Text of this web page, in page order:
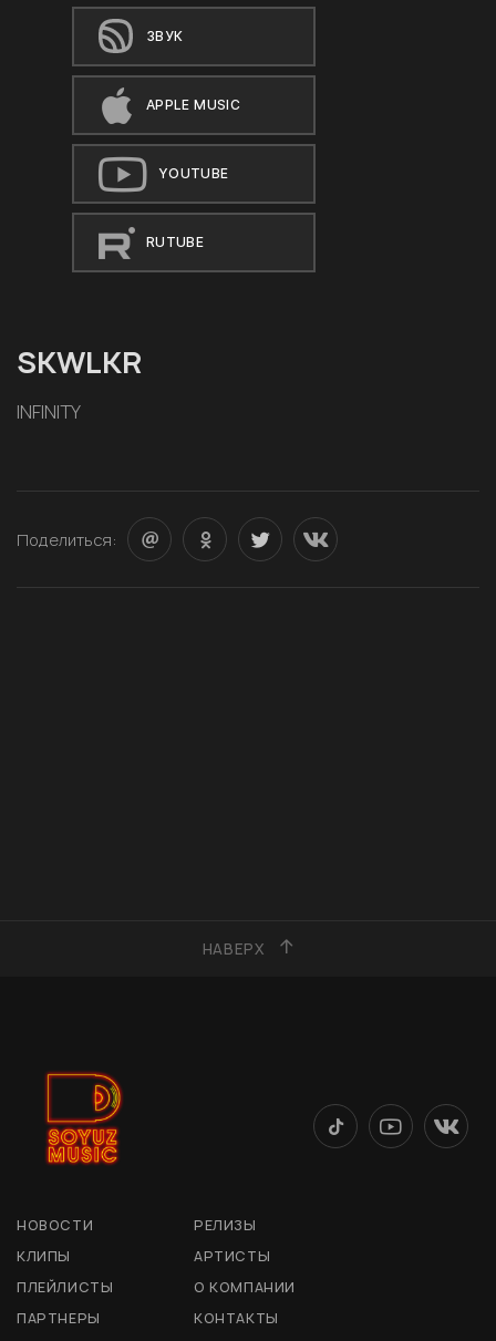
ЗВУК
APPLE MUSIC
YOUTUBE
RUTUBE
SKWLKR
INFINITY
Поделиться:
НАВЕРХ
НОВОСТИ
РЕЛИЗЫ
КЛИПЫ
АРТИСТЫ
ПЛЕЙЛИСТЫ
О КОМПАНИИ
ПАРТНЕРЫ
КОНТАКТЫ